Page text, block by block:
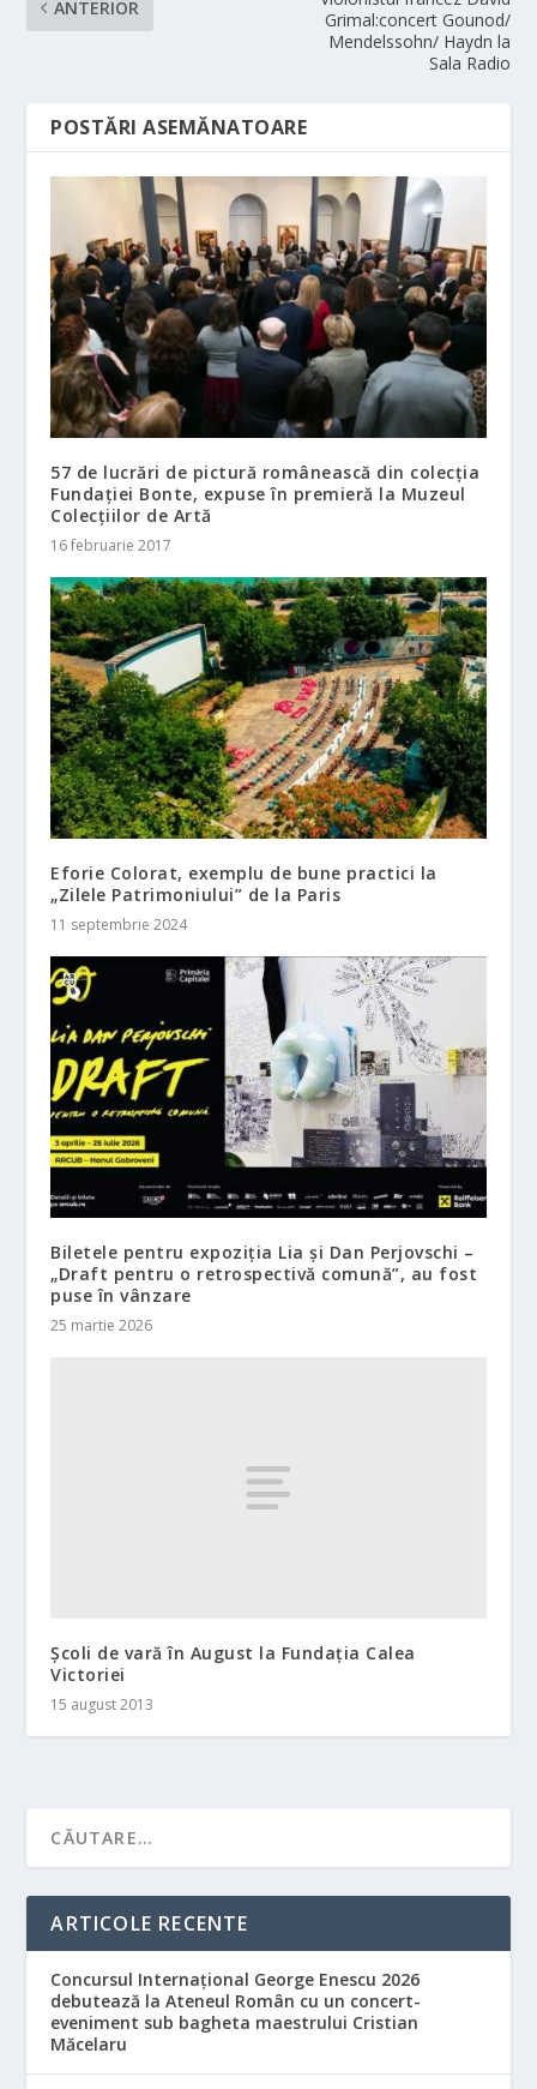
ANTERIOR
Grimal:concert Gounod/
Mendelssohn/ Haydn la
Sala Radio
POSTĂRI ASEMĂNATOARE
57 de lucrări de pictură românească din colecția
Fundației Bonte, expuse în premieră la Muzeul
Colecțiilor de Artă
16 februarie 2017
Eforie Colorat, exemplu de bune practici la
„Zilele Patrimoniului” de la Paris
11 septembrie 2024
Biletele pentru expoziția Lia și Dan Perjovschi –
„Draft pentru o retrospectivă comună”, au fost
puse în vânzare
25 martie 2026
Școli de vară în August la Fundația Calea
Victoriei
15 august 2013
ARTICOLE RECENTE
Concursul Internațional George Enescu 2026
debutează la Ateneul Român cu un concert-
eveniment sub bagheta maestrului Cristian
Măcelaru